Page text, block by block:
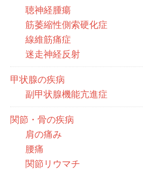
聴神経腫瘍
筋萎縮性側索硬化症
線維筋痛症
迷走神経反射
甲状腺の疾病
副甲状腺機能亢進症
関節・骨の疾病
肩の痛み
腰痛
関節リウマチ